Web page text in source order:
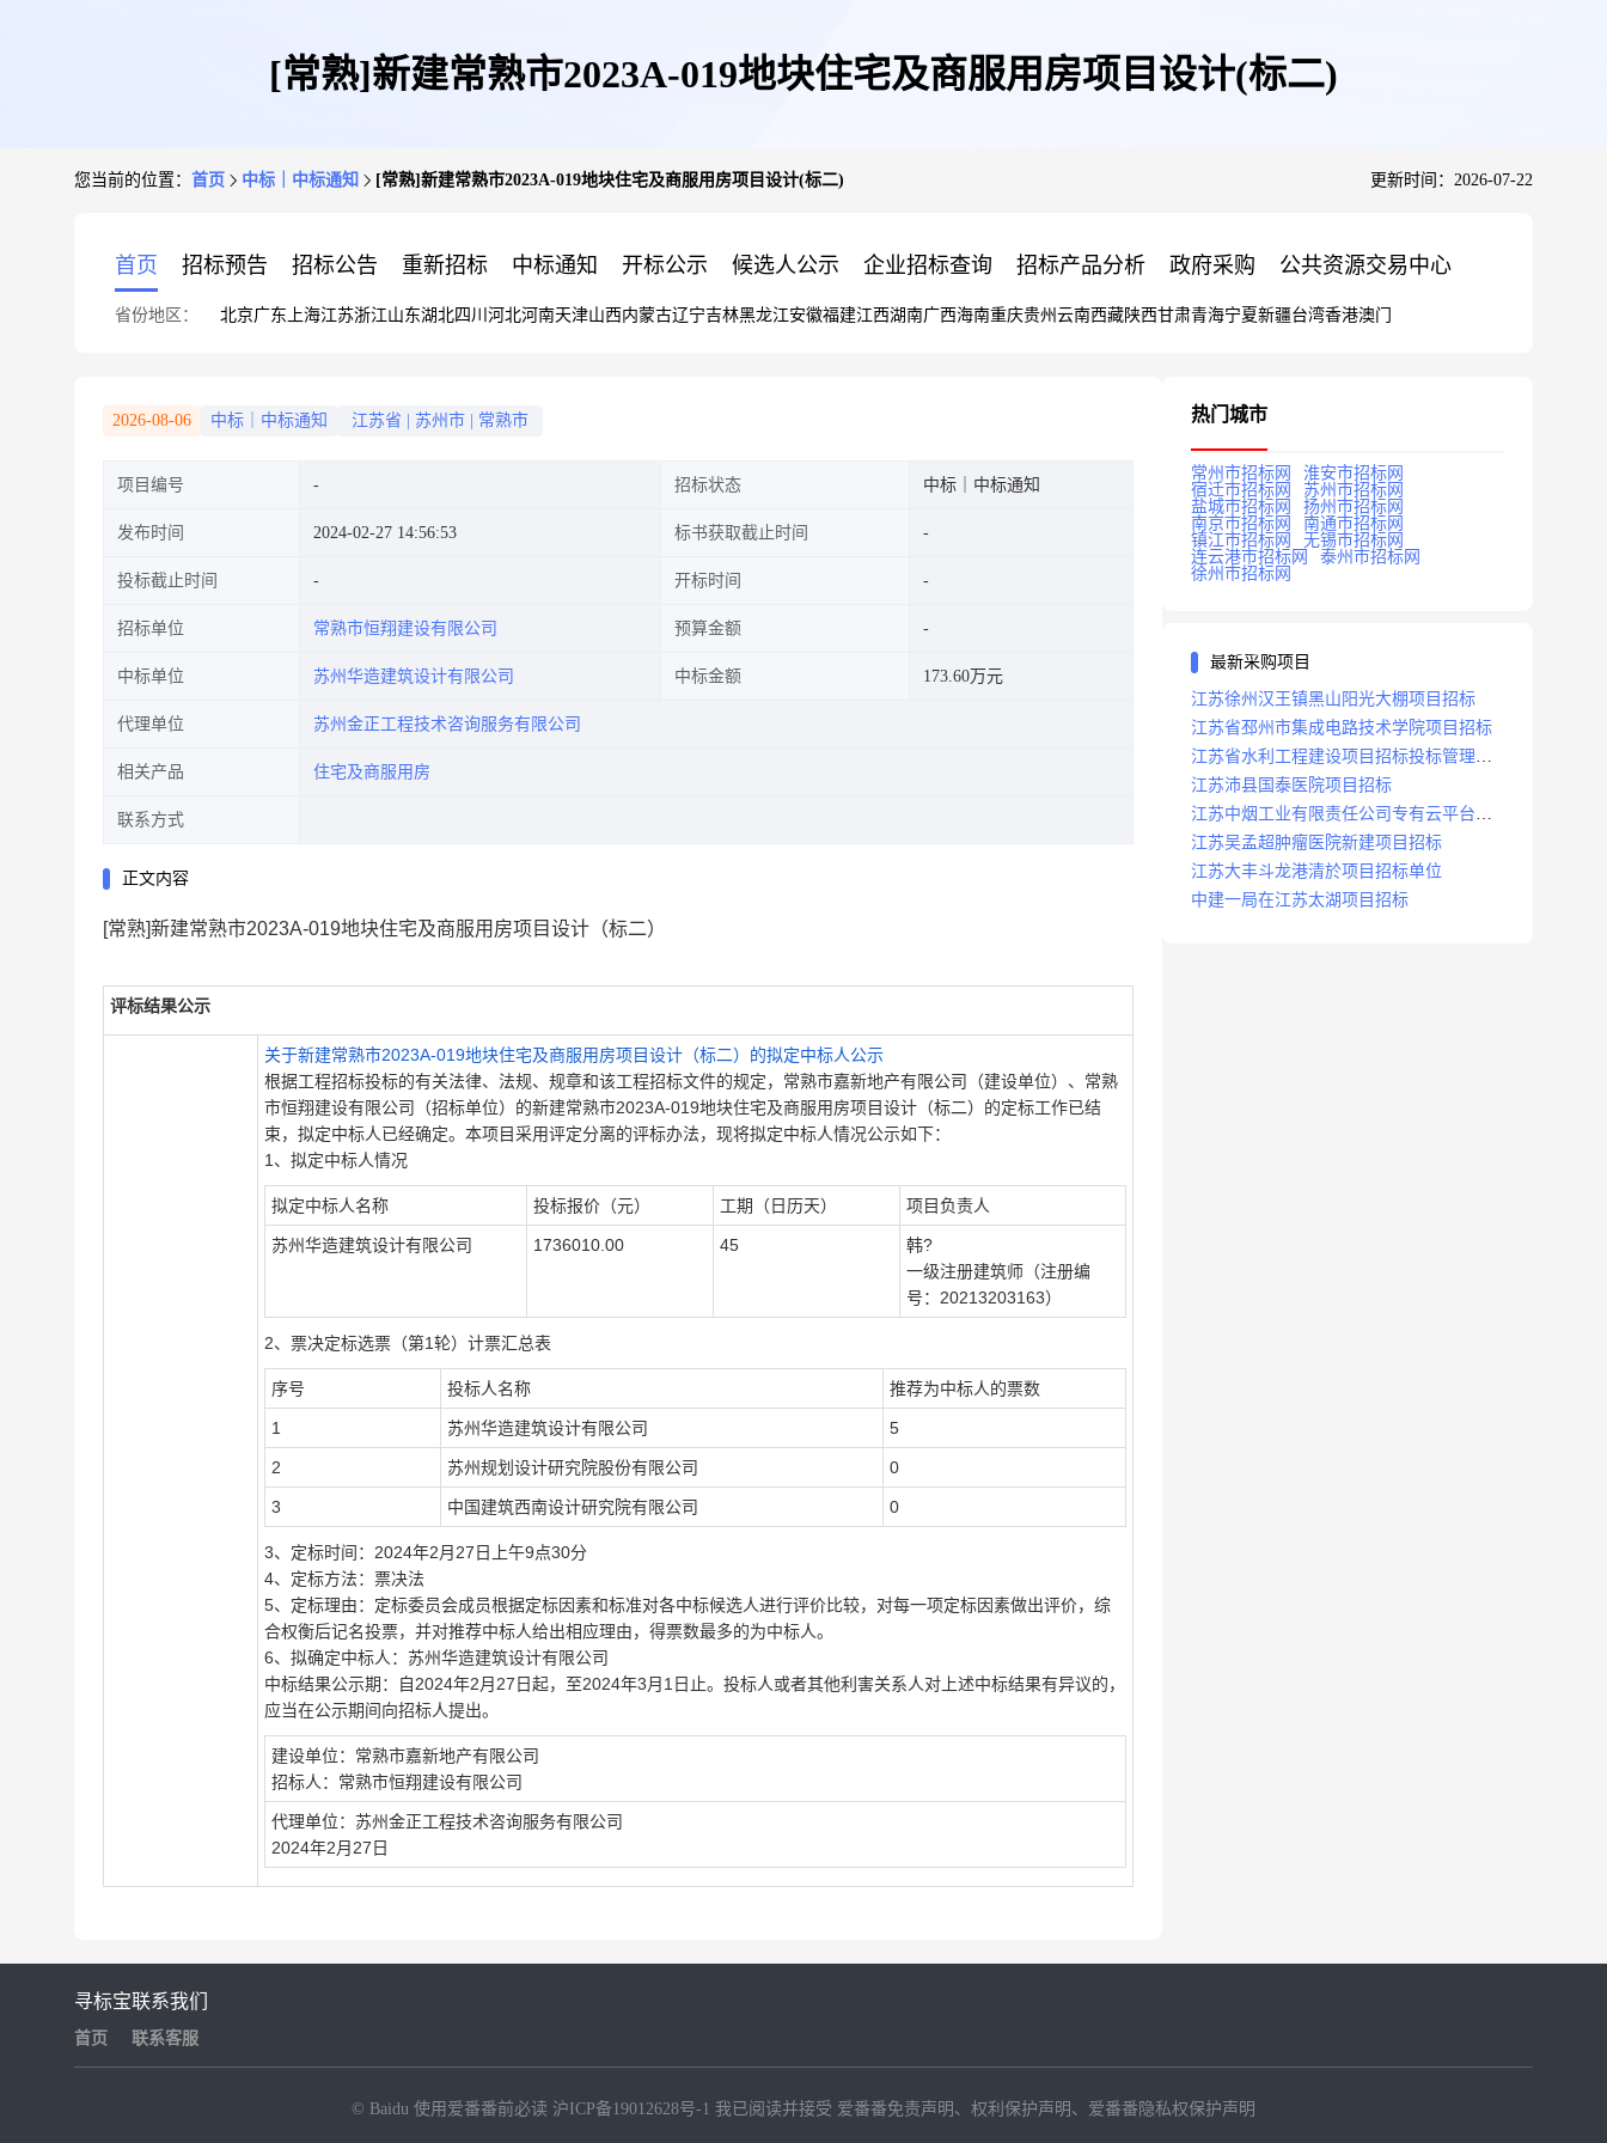
[常熟]新建常熟市2023A-019地块住宅及商服用房项目设计(标二)
您当前的位置： 首页 中标｜中标通知 [常熟]新建常熟市2023A-019地块住宅及商服用房项目设计(标二) 更新时间：2026-07-22
首页 招标预告 招标公告 重新招标 中标通知 开标公示 候选人公示 企业招标查询 招标产品分析 政府采购 公共资源交易中心
省份地区： 北京广东 上海江苏浙江山东湖北四川 河北河南天津山西内蒙古辽宁吉林黑龙江安徽福建江西湖南广西海南重庆贵州 云南西藏陕西甘肃青海宁夏新疆台湾香港澳门
2026-08-06 中标｜中标通知 江苏省 苏州市 常熟市
项目编号 招标状态 中标｜中标通知
发布时间 2024-02-27 14:56:53 标书获取截止时间
投标截止时间 开标时间
招标单位 常熟市恒翔建设有限公司 预算金额
中标单位 苏州华造建筑设计有限公司 中标金额 173.60万元
代理单位 苏州金正工程技术咨询服务有限公司
相关产品 住宅及商服用房
联系方式
正文内容
[常熟]新建常熟市2023A-019地块住宅及商服用房项目设计（标二）
评标结果公示
关于新建常熟市2023A-019地块住宅及商服用房项目设计（标二）的拟定中标人公示
根据工程招标投标的有关法律、法规、规章和该工程招标文件的规定，常熟市嘉新地产有限公司（建设单位）、常熟
市恒翔建设有限公司（招标单位）的新建常熟市2023A-019地块住宅及商服用房项目设计（标二）的定标工作已结
束，拟定中标人已经确定。本项目采用评定分离的评标办法，现将拟定中标人情况公示如下：
1 、拟定中标人情况
拟定中标人名称 投标报价（元） 工期（日历天） 项目负责人
苏州华造建筑设计有限公司 1736010.00 45
韩?
一级注册建筑师（注册编
号：20213203163）
2、票决定标选票（第1轮）计票汇总表
序号 投标人名称 推荐为中标人的票数
1 苏州华造建筑设计有限公司 5
2 苏州规划设计研究院股份有限公司 0
3 中国建筑西南设计研究院有限公司 0
3、定标时间：2024年2月27日上午9点30分
4、定标方法：票决法
5、定标理由：定标委员会成员根据定标因素和标准对各中标候选人进行评价比较，对每一项定标因素做出评价，综
合权衡后记名投票，并对推荐中标人给出相应理由，得票数最多的为中标人。
6、拟确定中标人：苏州华造建筑设计有限公司
中标结果公示期：自2024年2月27日起，至2024年3月1日止。投标人或者其他利害关系人对上述中标结果有异议的，
应当在公示期间向招标人提出。
建设单位：常熟市嘉新地产有限公司
招标人：常熟市恒翔建设有限公司
代理单位：苏州金正工程技术咨询服务有限公司
2024年2月27日
热门城市
常州市招标网
淮安市招标网
宿迁市招标网
苏州市招标网
盐城市招标网
扬州市招标网
南京市招标网
南通市招标网
镇江市招标网
无锡市招标网
连云港市招标网
泰州市招标网
徐州市招标网
最新采购项目
江苏徐州汉王镇黑山阳光大棚项目招标
江苏省邳州市集成电路技术学院项目招标
江苏省水利工程建设项目招标投标管理办
法
江苏沛县国泰医院项目招标
江苏中烟工业有限责任公司专有云平台扩
容项目招标
江苏吴孟超肿瘤医院新建项目招标
江苏大丰斗龙港清於项目招标单位
中建一局在江苏太湖项目招标
寻标宝
首页
联系我们
联系客服
© Baidu 使用爱番番前必读 沪ICP备19012628号-1 我已阅读并接受 爱番番免责声明 、 权利保护声明 、 爱番番隐私权保护声明